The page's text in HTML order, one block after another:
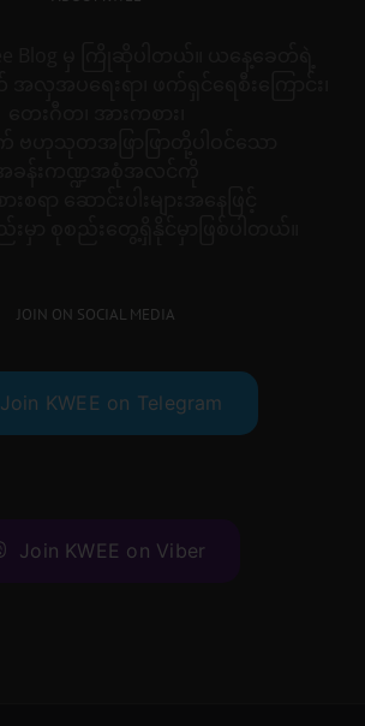
JOIN ON SOCIAL MEDIA
Join KWEE on Telegram
Join KWEE on Viber